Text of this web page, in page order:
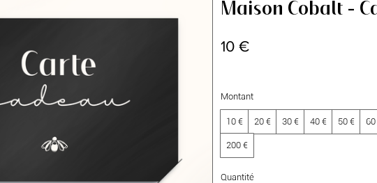
Maison Cobalt -
10 €
Montant
10 € 20 € 30 € 40 € 50 €
200 €
Quantité